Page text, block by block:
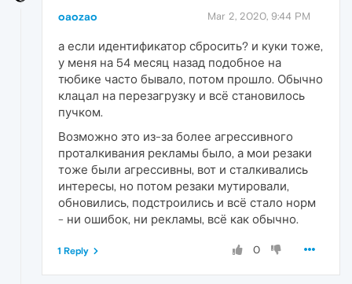
oaozao Mar 2, 2020, 9:44 PM
а если идентификатор сбросить? и куки тоже,
у меня на 54 месяц назад подобное на
тюбике часто бывало, потом прошло. Обычно
клацал на перезагрузку и всё становилось
пучком.
Возможно это из-за более агрессивного
проталкивания рекламы было, а мои резаки
тоже были агрессивны, вот и сталкивались
интересы, но потом резаки мутировали,
обновились, подстроились и всё стало норм
- ни ошибок, ни рекламы, всё как обычно.
0
1 Reply